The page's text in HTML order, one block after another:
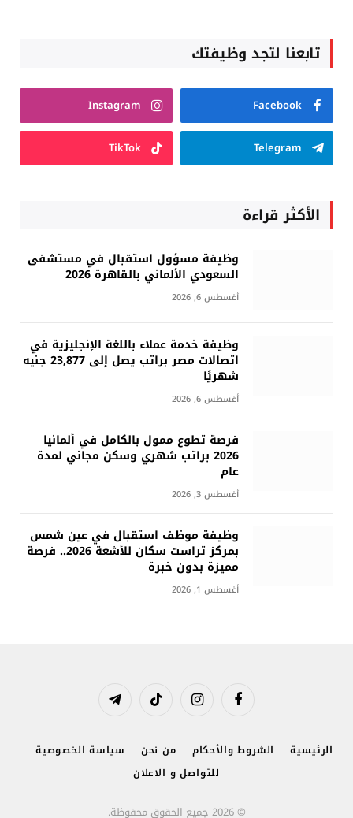
تابعنا لتجد وظيفتك
Facebook
Instagram
Telegram
TikTok
الأكثر قراءة
وظيفة مسؤول استقبال في مستشفى
السعودي الألماني بالقاهرة 2026
أغسطس 6, 2026
وظيفة خدمة عملاء باللغة الإنجليزية في
اتصالات مصر براتب يصل إلى 23,877 جنيه
شهريًا
أغسطس 6, 2026
فرصة تطوع ممول بالكامل في ألمانيا
2026 براتب شهري وسكن مجاني لمدة
عام
أغسطس 3, 2026
وظيفة موظف استقبال في عين شمس
بمركز تراست سكان للأشعة 2026.. فرصة
مميزة بدون خبرة
أغسطس 1, 2026
فيسبوك الانستغرامتيكتوك تيلقرام
الرئيسية الشروط والأحكام من نحن
سياسة الخصوصية
للتواصل و الاعلان
© 2026 جميع الحقوق محفوظة.